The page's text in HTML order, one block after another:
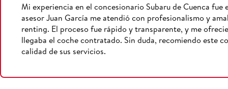
Mi experiencia en el concesionario Subaru de Cuenca
asesor Juan García me atendió con profesionalismo y
renting. El proceso fue rápido y transparente, y me
llegaba el coche contratado. Sin duda, recomiendo este
calidad de sus servicios.